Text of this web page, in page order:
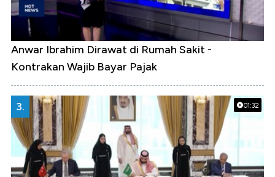
Anwar Ibrahim Dirawat di Rumah Sakit -
Kontrakan Wajib Bayar Pajak
01:32
3.